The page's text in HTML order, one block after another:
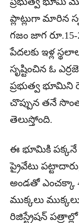
ప్లాట్లుగా మారిన
గజం జాగ రూ.15-
పేదలకు ఇళ్ల
సృష్టించిన ఓ
ప్రభుత్వ
చొప్పున తనే
తెలుస్తోంది.
ఈ భూమికి పక్కనే
ప్రైవేటు
అండతో ఎంచక్కా
ముక్కలు
రిజిస్ట్రేషన్